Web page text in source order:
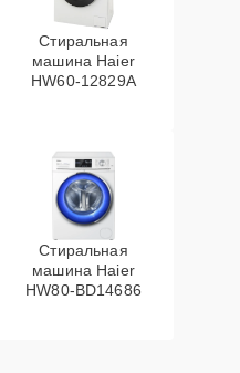
Стиральная
машина Haier
HW60-12829A
Стиральная
машина Haier
HW80-BD14686